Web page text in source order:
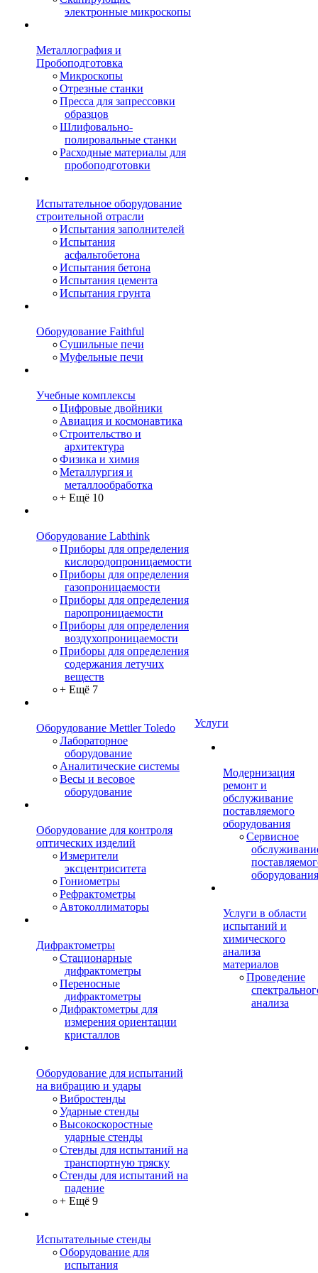
электронные микроскопы
Металлография и
Пробоподготовка
Микроскопы
Отрезные станки
Пресса для запрессовки
образцов
Шлифовально-
полировальные станки
Расходные материалы для
пробоподготовки
Испытательное оборудование
строительной отрасли
Испытания заполнителей
Испытания
асфальтобетона
Испытания бетона
Испытания цемента
Испытания грунта
Оборудование Faithful
Сушильные печи
Муфельные печи
Учебные комплексы
Цифровые двойники
Авиация и космонавтика
Строительство и
архитектура
Физика и химия
Металлургия и
металлообработка
+ Ещё 10
Оборудование Labthink
Приборы для определения
кислородопроницаемости
Приборы для определения
газопроницаемости
Приборы для определения
паропроницаемости
Приборы для определения
воздухопроницаемости
Приборы для определения
содержания летучих
веществ
+ Ещё 7
Оборудование Mettler Toledo
Лабораторное
оборудование
Аналитические системы
Весы и весовое
оборудование
Оборудование для контроля
оптических изделий
Измерители
эксцентриситета
Гониометры
Рефрактометры
Автоколлиматоры
Дифрактометры
Стационарные
дифрактометры
Переносные
дифрактометры
Дифрактометры для
измерения ориентации
кристаллов
Оборудование для испытаний
на вибрацию и удары
Вибростенды
Ударные стенды
Высокоскоростные
ударные стенды
Стенды для испытаний на
транспортную тряску
Стенды для испытаний на
падение
+ Ещё 9
Испытательные стенды
Оборудование для
испытания
Услуги
Модернизация
ремонт и
обслуживание
поставляемого
оборудования
Сервисное
оборудования
Услуги в области
испытаний и
химического
анализа
материалов
Проведение
анализа